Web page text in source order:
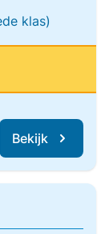
klas)
Bekijk